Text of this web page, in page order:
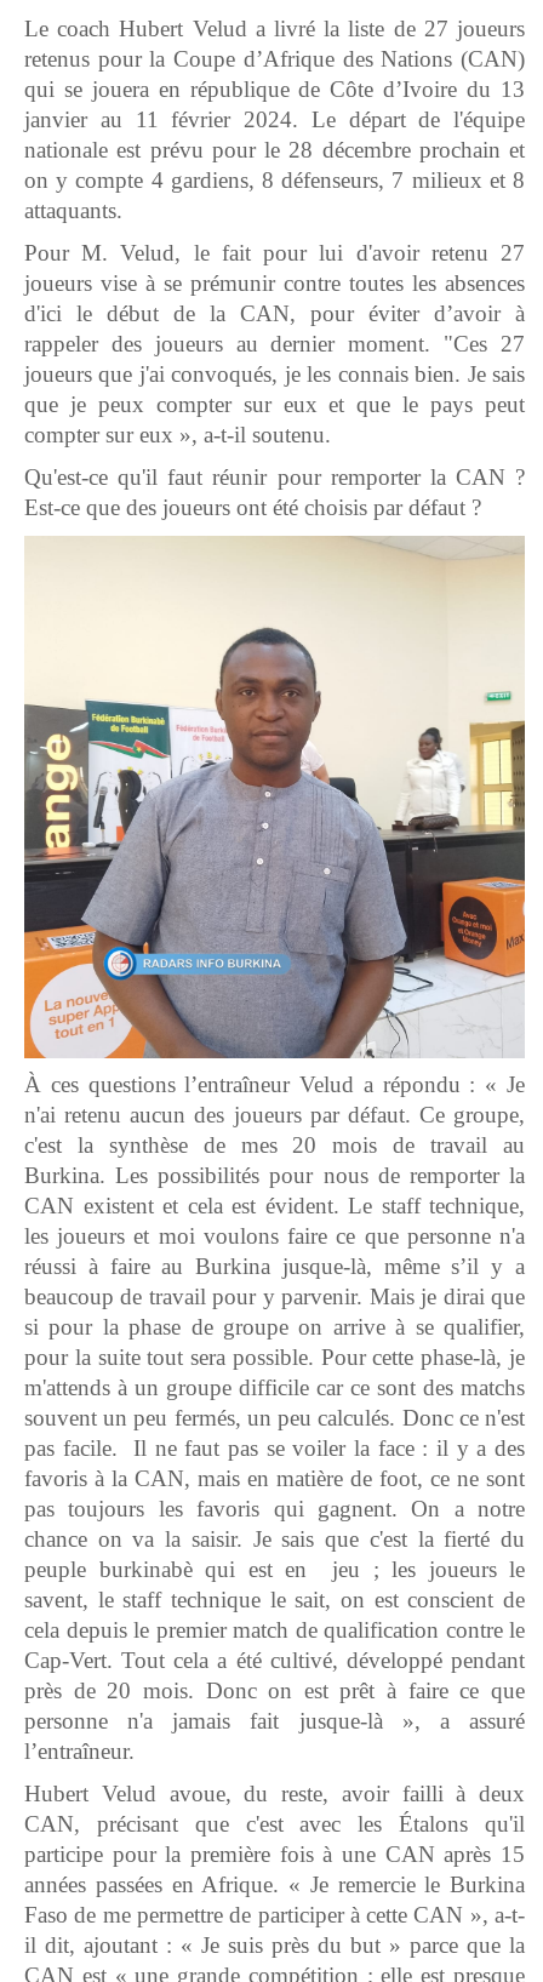
Le coach Hubert Velud a livré la liste de 27 joueurs
retenus pour la Coupe d’Afrique des Nations (CAN)
qui se jouera en république de Côte d’Ivoire du 13
janvier au 11 février 2024. Le départ de l'équipe
nationale est prévu pour le 28 décembre prochain et
on y compte 4 gardiens, 8 défenseurs, 7 milieux et 8
attaquants.
Pour M. Velud, le fait pour lui d'avoir retenu 27
joueurs vise à se prémunir contre toutes les absences
d'ici le début de la CAN, pour éviter d’avoir à
rappeler des joueurs au dernier moment. "Ces 27
joueurs que j'ai convoqués, je les connais bien. Je sais
que je peux compter sur eux et que le pays peut
compter sur eux », a-t-il soutenu.
Qu'est-ce qu'il faut réunir pour remporter la CAN ?
Est-ce que des joueurs ont été choisis par défaut ?
À ces questions l’entraîneur Velud a répondu : « Je
n'ai retenu aucun des joueurs par défaut. Ce groupe,
c'est la synthèse de mes 20 mois de travail au
Burkina. Les possibilités pour nous de remporter la
CAN existent et cela est évident. Le staff technique,
les joueurs et moi voulons faire ce que personne n'a
réussi à faire au Burkina jusque-là, même s’il y a
beaucoup de travail pour y parvenir. Mais je dirai que
si pour la phase de groupe on arrive à se qualifier,
pour la suite tout sera possible. Pour cette phase-là, je
m'attends à un groupe difficile car ce sont des matchs
souvent un peu fermés, un peu calculés. Donc ce n'est
pas facile. Il ne faut pas se voiler la face : il y a des
favoris à la CAN, mais en matière de foot, ce ne sont
pas toujours les favoris qui gagnent. On a notre
chance on va la saisir. Je sais que c'est la fierté du
peuple burkinabè qui est en jeu ; les joueurs le
savent, le staff technique le sait, on est conscient de
cela depuis le premier match de qualification contre le
Cap-Vert. Tout cela a été cultivé, développé pendant
près de 20 mois. Donc on est prêt à faire ce que
personne n'a jamais fait jusque-là », a assuré
l’entraîneur.
Hubert Velud avoue, du reste, avoir failli à deux
CAN, précisant que c'est avec les Étalons qu'il
participe pour la première fois à une CAN après 15
années passées en Afrique. « Je remercie le Burkina
Faso de me permettre de participer à cette CAN », a-t-
il dit, ajoutant : « Je suis près du but » parce que la
CAN est « une grande compétition ; elle est presque